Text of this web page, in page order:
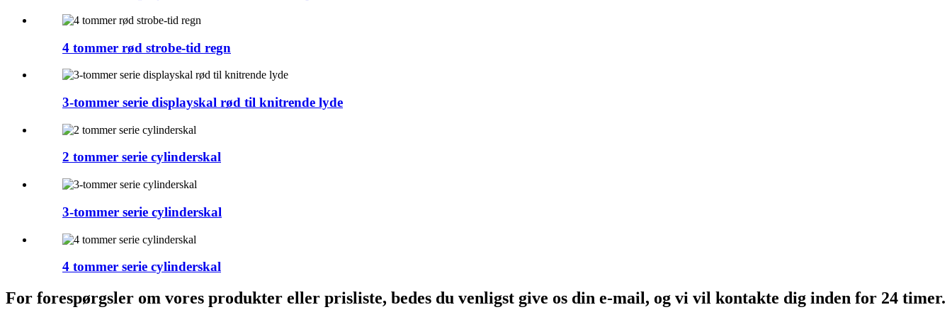
4 tommer rød strobe-tid regn
3-tommer serie displayskal rød til knitrende lyde
2 tommer serie cylinderskal
3-tommer serie cylinderskal
4 tommer serie cylinderskal
For forespørgsler om vores produkter eller prisliste, bedes du venligst give os din e-mail, og vi vil kontakte dig inden for 24 timer.